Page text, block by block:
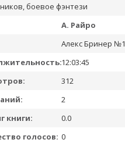
боевое фэнтези
А. Райро
Алекс Бринер №1
12:03:45
312
2
книги:
0.0
голосов: 0